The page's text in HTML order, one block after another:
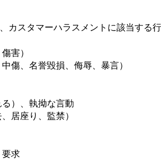
カスタマーハラスメントに該当する
害）
傷、名誉毀損、侮辱、暴言）
）、 執拗な言動
居座り、監禁）
求